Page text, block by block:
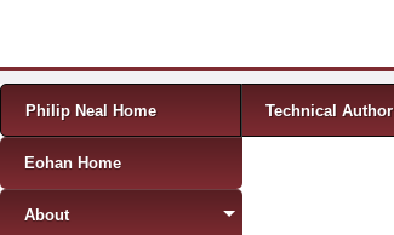
Menu
Skip to content
Philip Neal Home Technical Author
Eohan Home
About